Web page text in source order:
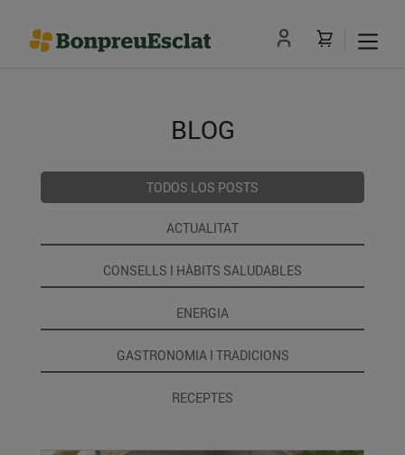
BLOG
TODOS LOS POSTS
ACTUALITAT
CONSELLS I HÀBITS SALUDABLES
ENERGIA
GASTRONOMIA I TRADICIONS
RECEPTES